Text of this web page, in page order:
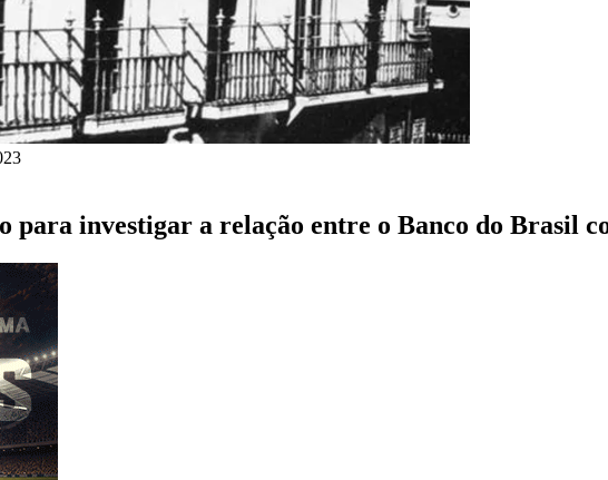
investigar a relação entre o Banco do Brasil